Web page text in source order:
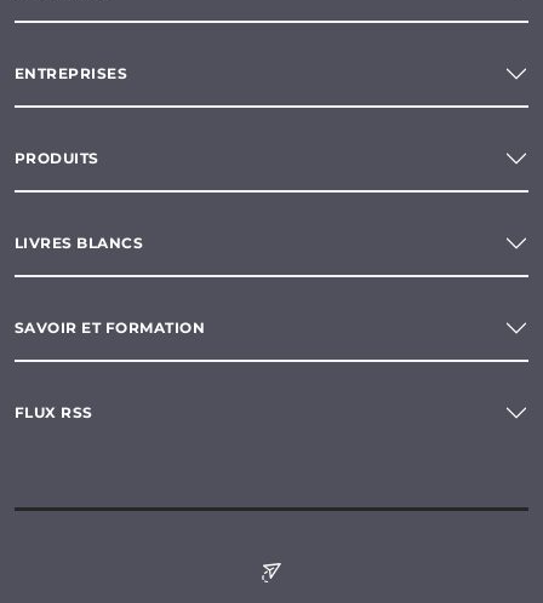
ENTREPRISES
PRODUITS
LIVRES BLANCS
SAVOIR ET FORMATION
FLUX RSS